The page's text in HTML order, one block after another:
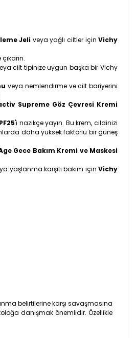
Jeli veya yağlı ciltler içinVichy
cilt tipinize uygun başka bir Vichy
veya nemlendirme ve cilt bariyerini
Supreme Göz Çevresi Kremi
'i nazikçe yayın. Bu krem, cildinizi
daha yüksek faktörlü bir güneş
Gece Bakım Kremi ve Maskesi
yaşlanma karşıtı bakım içinVichy
belirtilerine karşı savaşmasına
danışmak önemlidir. Özellikle